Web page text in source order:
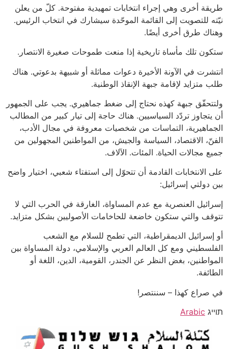
طريقة أخرى وهي إجراء انتخابات تمهيدية مفتوحة. كلّ من يعلن
نيّته للتصويت إلى القائمة الموحّدة سيشارك في انتخاب الرئيس.
وهناك طرق أخرى أيضًا.
ستكون تلك مأساة تاريخية إذا منعت طموحات صغيرة الانتصار.
انتشرت في الآونة الأخيرة دعوات مماثلة أو شبيهة بدعوتي. هناك
طلب متزايد لإقامة جبهة الإنقاذ الوطنية.
ولتتحقّق جبهة كهذه نحتاج إلى ضغط جماهيري. يجب على الجمهور
أن يتجاوز تردّد السياسيين. هناك حاجة إلى تيار كبير من المطالب
الجماهيرية، التماسات من شخصيات معروفة في مجال الأدب،
الفنّ، الاقتصاد، السياسة والجيش، من المواطنين المجهولين من
جميع مجالات الحياة. المئات. الآلاف.
على الانتخابات القادمة أن تتحوّل إلى استفتاء شعبي، اختيار واضح
بين دولتي إسرائيل:
إسرائيل العنصرية مع عدم المساواة، الغارقة في الحرب التي لا
تتوقف والتي ستكون خاضعة للحاخامات الأصوليين بشكل متزايد.
أو إسرائيل الديمقراطية، التي تطمح للسلام مع الشعب
الفلسطيني ومع كل العالم العربي والإسلامي، دولة المساواة بين
المواطنين، بغض النظر عن الجندر، القومية، الدين، اللغة أو
الطائفة.
في صراع كهذا – سننتصر!
תוייג Arabic